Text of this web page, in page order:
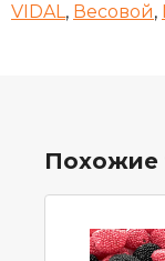
VIDAL, Весовой,
Похожие